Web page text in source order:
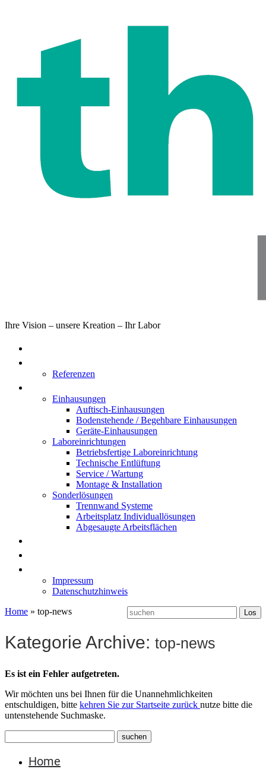
Ihre Vision – unsere Kreation – Ihr Labor
Referenzen
Einhausungen
Auftisch-Einhausungen
Bodenstehende / Begehbare Einhausungen
Geräte-Einhausungen
Laboreinrichtungen
Betriebsfertige Laboreinrichtung
Technische Entlüftung
Service / Wartung
Montage & Installation
Sonderlösungen
Trennwand Systeme
Arbeitsplatz Individuallösungen
Abgesaugte Arbeitsflächen
Impressum
Datenschutzhinweis
Home » top-news
Kategorie Archive: top-news
Es ist ein Fehler aufgetreten.
Wir möchten uns bei Ihnen für die Unannehmlichkeiten
entschuldigen, bitte kehren Sie zur Startseite zurück nutze bitte die
untenstehende Suchmaske.
Home